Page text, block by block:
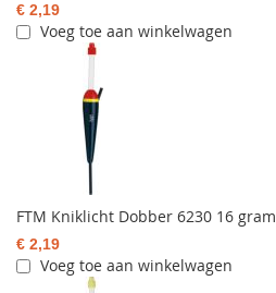
€ 2,19
Voeg toe aan winkelwagen
FTM Kniklicht Dobber 6230 16 gram
€ 2,19
Voeg toe aan winkelwagen